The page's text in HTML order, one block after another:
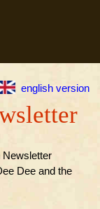
english version
Newsletter
Dee and the